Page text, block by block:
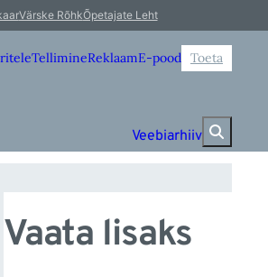
Värske RõhkÕpetajate Leht
TellimineReklaamE-pood Toeta
Veebiarhiiv
Vaata lisaks